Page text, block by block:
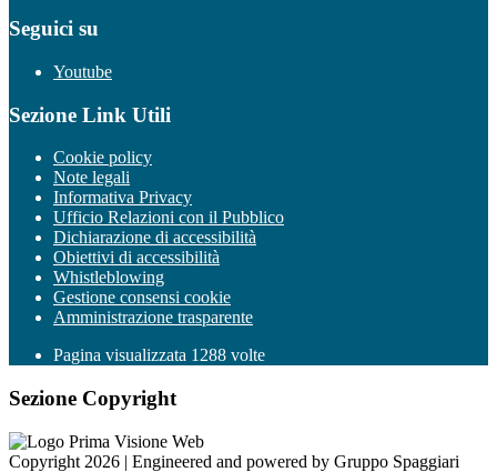
Seguici su
Youtube
Sezione Link Utili
Cookie policy
Note legali
Informativa Privacy
Ufficio Relazioni con il Pubblico
Dichiarazione di accessibilità
Obiettivi di accessibilità
Whistleblowing
Gestione consensi cookie
Amministrazione trasparente
Pagina visualizzata 1288 volte
Sezione Copyright
Copyright 2026 | Engineered and powered by Gruppo Spaggiari